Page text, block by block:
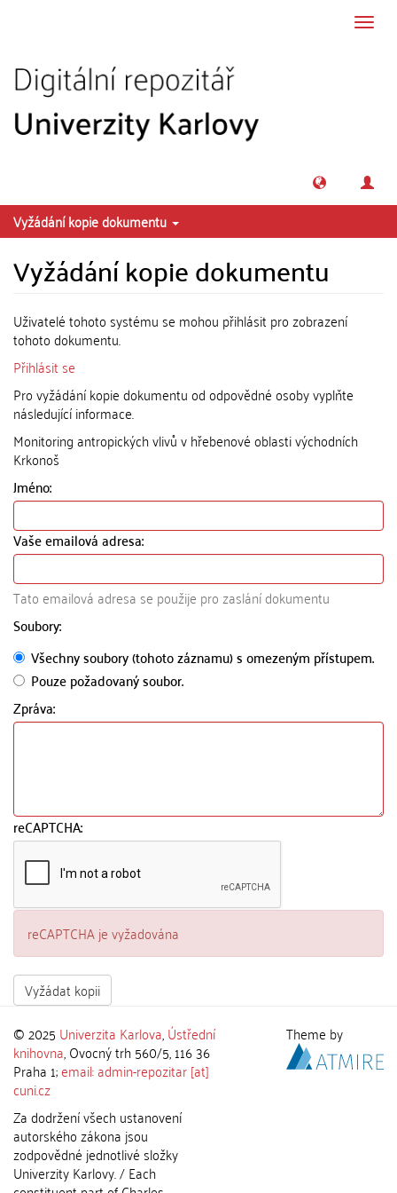
Vyžádání kopie dokumentu
Vyžádání kopie dokumentu
Uživatelé tohoto systému se mohou přihlásit pro zobrazení
tohoto dokumentu.
Přihlásit se
Pro vyžádání kopie dokumentu od odpovědné osoby vyplňte
následující informace.
Monitoring antropických vlivů v hřebenové oblasti východních
Krkonoš
Jméno:
Vaše emailová adresa:
Tato emailová adresa se použije pro zaslání dokumentu
Soubory:
Všechny soubory (tohoto záznamu) s omezeným přístupem.
Pouze požadovaný soubor.
Zpráva:
reCAPTCHA:
reCAPTCHA je vyžadována
Vyžádat kopii
© 2025 Univerzita Karlova,Ústřední
knihovna, Ovocný trh 560/5, 116 36
Praha 1;email: admin-repozitar [at]
cuni.cz
Za dodržení všech ustanovení
autorského zákona jsou
zodpovědné jednotlivé složky
Univerzity Karlovy. / Each
Theme by